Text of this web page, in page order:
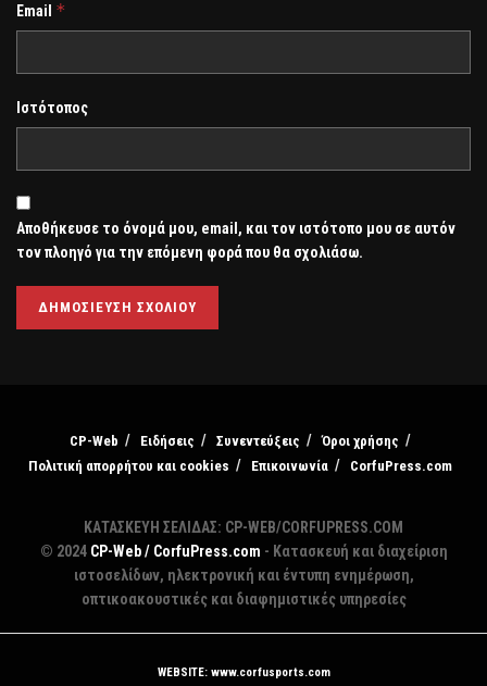
Email *
Ιστότοπος
Αποθήκευσε το όνομά μου, email, και τον ιστότοπο μου σε αυτόν
τον πλοηγό για την επόμενη φορά που θα σχολιάσω.
CP-Web Ειδήσεις Συνεντεύξεις
Όροι χρήσης
Πολιτική απορρήτου και cookies
Επικοινωνία CorfuPress.com
ΚΑΤΑΣΚΕΥΗ ΣΕΛΙΔΑΣ: CP-WEB/CORFUPRESS.COM
© 2024 CP-Web / CorfuPress.com - Κατασκευή και διαχείριση
ιστοσελίδων, ηλεκτρονική και έντυπη ενημέρωση,
οπτικοακουστικές και διαφημιστικές υπηρεσίες
WEBSITE: www.corfusports.com